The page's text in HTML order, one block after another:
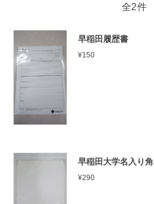
全2件
早稲田履歴書
¥150
早稲田大学名入り
¥290